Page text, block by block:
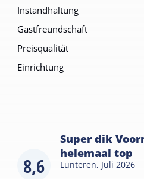
Instandhaltung
Gastfreundschaft
Preisqualität
Einrichtung
8,6
Super dik
helemaal top
Lunteren, Juli 2026